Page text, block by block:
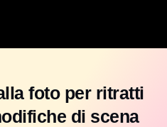
foto per ritratti
di scena